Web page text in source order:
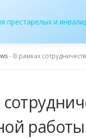
- В рамках